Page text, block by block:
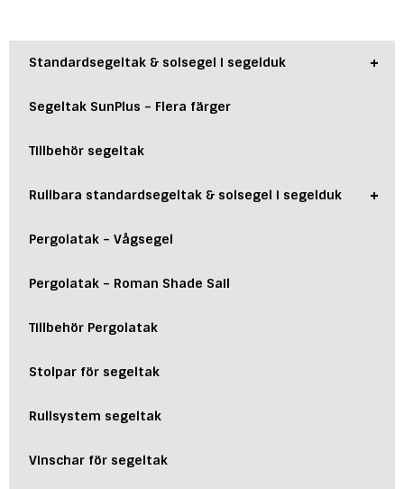
+
Standardsegeltak & solsegel i segelduk
Segeltak SunPlus – Flera färger
Tillbehör segeltak
+
Rullbara standardsegeltak & solsegel i segelduk
Pergolatak – Vågsegel
Pergolatak – Roman Shade Sail
Tillbehör Pergolatak
Stolpar för segeltak
Rullsystem segeltak
Vinschar för segeltak